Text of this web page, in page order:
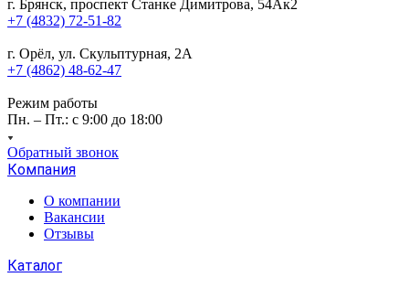
г. Брянск, проспект Станке Димитрова, 54Ак2
+7 (4832) 72-51-82
г. Орёл, ул. Скульптурная, 2А
+7 (4862) 48-62-47
Режим работы
Пн. – Пт.: с 9:00 до 18:00
Обратный звонок
Компания
О компании
Вакансии
Отзывы
Каталог